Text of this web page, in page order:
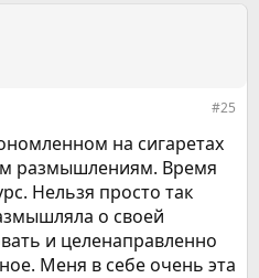
#25
на сигаретах
размышлениям. Время
Нельзя просто так
о своей
и целенаправленно
Меня в себе очень эта